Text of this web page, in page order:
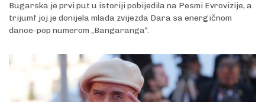
Bugarska je prvi put u istoriji pobijedila na Pesmi Evrovizije, a
trijumf joj je donijela mlada zvijezda Dara sa energičnom
dance-pop numerom „Bangaranga“.